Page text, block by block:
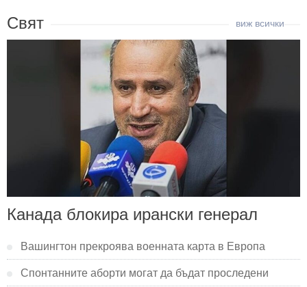
Свят
Канада блокира ирански генерал
Вашингтон прекроява военната карта в Европа
Спонтанните аборти могат да бъдат проследени